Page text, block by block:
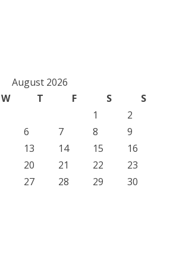
August 2026
W T F S
S
1
2
6 7 8
9
13 14 15
16
20 21 22
23
27 28 29
30